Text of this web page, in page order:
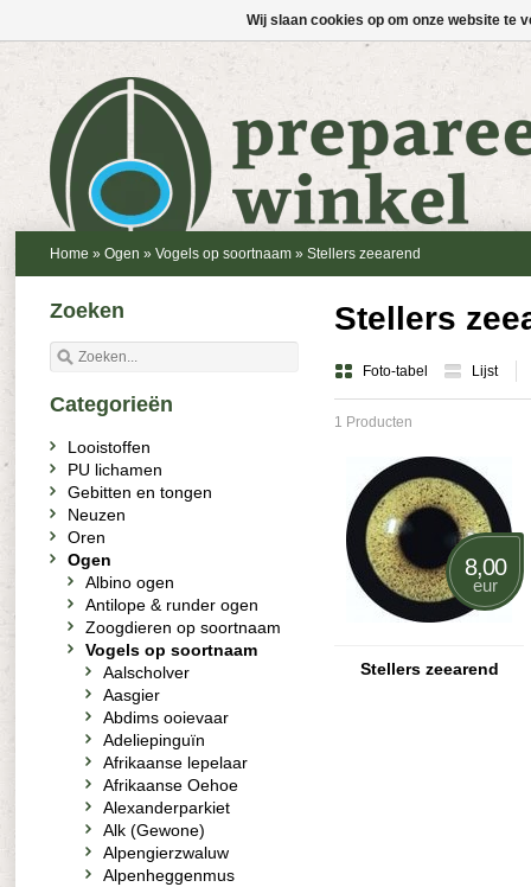
Home » Ogen » Vogels op soortnaam » Stellers zeearend
Stellers
Foto-tabel Lijst
1 Producten
8,00
eur
Stellers zeearend
Zoeken
Categorieën
Looistoffen
PU lichamen
Gebitten en tongen
Neuzen
Oren
Ogen
Albino ogen
Antilope & runder ogen
Zoogdieren op soortnaam
Vogels op soortnaam
Aalscholver
Aasgier
Abdims ooievaar
Adeliepinguïn
Afrikaanse lepelaar
Afrikaanse Oehoe
Alexanderparkiet
Alk (Gewone)
Alpengierzwaluw
Alpenheggenmus
Wij slaan cookies op om onze website te